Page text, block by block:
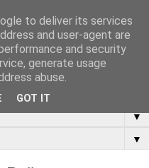
▼
▼
to deliver its services
and user-agent are
and security
generate usage
abuse.
GOT IT